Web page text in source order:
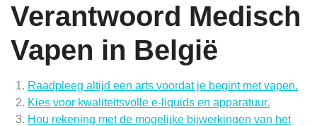
Verantwoord Medisch
Vapen in België
Raadpleeg altijd een arts voordat je begint met vapen.
Kies voor kwaliteitsvolle e-liquids en apparatuur.
Hou rekening met de mogelijke bijwerkingen van het